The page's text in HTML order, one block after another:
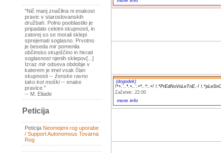
"Nič manj značilna ni enakost
pravic v staroslovanskih
družbah. Polno pooblastilo je
pripadalo celotni skupnosti, in
zatorej so se morali sklepi
sprejemati soglasno. Prvotno
je beseda mir pomenila
občinsko skupščino in hkrati
soglasnostnjenih sklepov[...]
Izraz mir odseva obdobje v
katerem je imel vsak član
skupnosti -- ženske ravno
tako kot moški-- enake
pravice."
-- M. Eliade
Peticija
Peticija Neomejeni rog uporabe
/ Support Autonomous Tovarna
Rog
(dogodek)
!*+.'..*.+..'.+*..*:.+! !.*PrEdNoVoLeTnE.-!
Začetek: 22:00
more info